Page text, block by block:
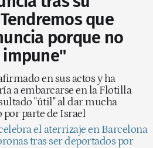
que
porque no
en sus actos y ha
a embarcarse en la Flotilla
"útil" al dar mucha
parte de Israel
el aterrizaje en Barcelona
tras ser deportados por